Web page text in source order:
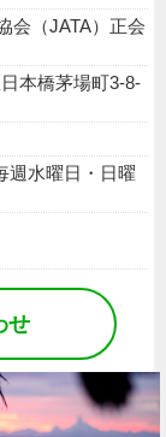
会（JATA）正会
本橋茅場町3-8-
水曜日・日曜
せ